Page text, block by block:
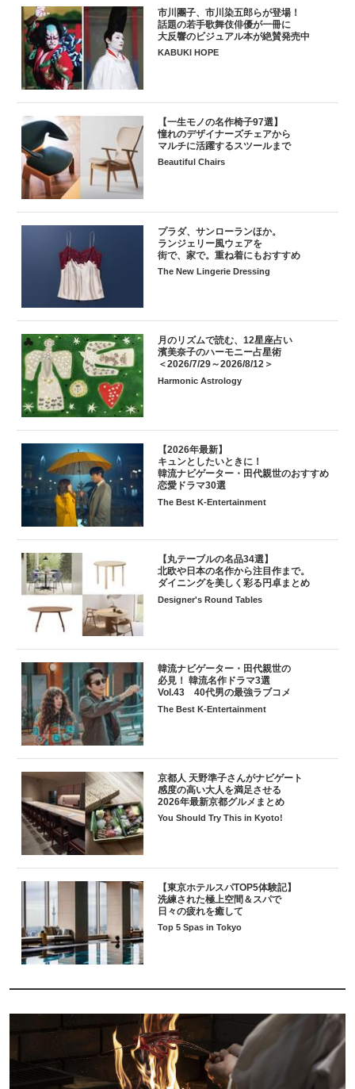
市川團子、市川染五郎らが登場！
話題の若手歌舞伎俳優が一冊に
大反響のビジュアル本が絶賛発売中
KABUKI HOPE
【一生モノの名作椅子97選】
憧れのデザイナーズチェアから
マルチに活躍するスツールまで
Beautiful Chairs
プラダ、サンローランほか。
ランジェリー風ウェアを
街で、家で。重ね着にもおすすめ
The New Lingerie Dressing
月のリズムで読む、12星座占い
濱美奈子のハーモニー占星術
＜2026/7/29～2026/8/12＞
Harmonic Astrology
【2026年最新】
キュンとしたいときに！
韓流ナビゲーター・田代親世のおすすめ
恋愛ドラマ30選
The Best K-Entertainment
【丸テーブルの名品34選】
北欧や日本の名作から注目作まで。
ダイニングを美しく彩る円卓まとめ
Designer's Round Tables
韓流ナビゲーター・田代親世の
必見！ 韓流名作ドラマ3選
Vol.43 40代男の最強ラブコメ
The Best K-Entertainment
京都人 天野準子さんがナビゲート
感度の高い大人を満足させる
2026年最新京都グルメまとめ
You Should Try This in Kyoto!
【東京ホテルスパTOP5体験記】
洗練された極上空間＆スパで
日々の疲れを癒して
Top 5 Spas in Tokyo